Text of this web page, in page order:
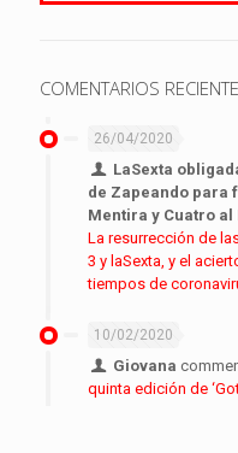
COMENTARIOS
26/04/2020
LaSexta
de Zapeando para
Mentira y Cuatro
La resurrección de
3 y laSexta, y el
tiempos de
10/02/2020
Giovana
quinta edición de